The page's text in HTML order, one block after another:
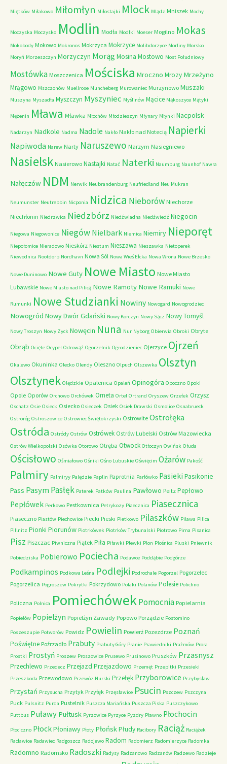
Miętków Miłakowo Miłomłyn Miłostajki Mlock Mlądz Mniszek Mochy
Moczyska Moczysko Modlin Modła Modłki Moeser Mogilno Mokas
Mokobody Mokowo Mokronos Mokrzyca Mokrzyce Molibdorzyce Morliny Morsko
Moryń Morzeszczyn Morzyczyn MorągMosina Mostowo Most Południowy
Mostówka Moszczenica Mościska Mroczno Mrozy Mrzeżyno
Mrągowo Mszczonów Muellrose Muncheberg Murowaniec Murzynowo Muszaki
Muszyna Myszadła Myszczyn Myszyniec Myślinów Mącice Mąkoszyce Mątyki
Mężenin Mława Mławka Młochów Młodzieszyn Młynary Młynki Nacpolsk
Nadarzyn Nadkole Nadma Nadole Nakło Nakło nad Notecią Napierki
Napiwoda Narew Narty Naruszewo Narzym Nasiegniewo
Nasielsk Nasierowo Nastajki Natać Naterki Naumburg Naunhof Nawra
Nałęczów NDM Nerwik Neubrandenburg Neufriedland Neu Mukran
Neumunster Neutrebbin Nicponia Nidzica Nieborów Niechorze
Niechłonin Niedrzwica Niedzbórz Niedźwiadna Niedźwiedź Niegocin
Niegowa Niegowonice Niegów Nielbark Niemica Niemiry Nieporęt
Niepołomice Nieradowo Nieskórz Niestum Nieszawa Nieszawka Nietoperek
Niewodnica Nootdorp Nordhavn Nowa Sól Nowa Wieś Ełcka Nowa Wrona Nowe Brzesko
Nowe Duninowo Nowe Guty Nowe Miasto Nowe Miasto
Lubawskie Nowe Miasto nad Pilicą Nowe Ramoty Nowe Ramuki Nowe
Rumunki Nowe Studzianki Nowiny Nowogard Nowogrodziec
Nowogród Nowy Dwór Gdański Nowy Korczyn Nowy Sącz Nowy Tomyśl
Nowy Troszyn Nowy Zyck Nowęcin Nuna Nur Nyborg Obierwia Obroki Obryte
Obrąb Ocięte Ocypel Odrowąż Ogorzelnik Ogrodzieniec Ojerzyce Ojrzeń
Okalewo Okuninka Olecko Olendy Oleszno Olpuch Olszewka Olsztyn
Olsztynek Olędzkie Opalenica Opaleń Opinogóra Opoczno Opoki
Opole Oporów Orchowo Orchówek Orneta Ortel Ortrand Oryszew Orzełek Orzysz
Oschatz Osie Osieck Osiecko Osieczek Osiek Osiek Drawski Osmolice Osnabrueck
Ostroróg Ostroszowice Ostrowiec Świętokrzyski Ostrowite Ostrołęka
Ostróda Ostródy Ostrów Ostrówek Ostrów Lubelski Ostrów Mazowiecka
Ostrów Wielkopolski Osówka Otorowo Otręba Otwock Otłoczyn Owińsk Ołuda
Ościsłowo Ośmiałowo Ośniki Ośno Lubuskie Oświęcim Ożarów Pakość
Palmiry Palmiryy Palędzie Paplin Paprotnia Parłówko Pasieki Pasikonie
Pass PasymPasłęk Paterek Patków Paulina Pawłowo Peitz Pepłowo
Pepłówek Perkowo Pestkownica Petrykozy Piaecznica Piasecznica
Piaseczno Piastów Piechowice Piecki Pieski Pietkowo Pilaszków Pilawa Pilica
Pillnitz Pionki Piorunów Piotrkówek Piotrków Trybunalski Piotrowo Pirna Pisanica
Pisz Piszczac Piwniczna Piątek Piła Piławki Plewki Plon Plośnica Pluski Pniewnik
Pobiedziska Pobierowo Pociecha Podawce Poddąbie Podgórze
Podkampinos Podkowa Leśna Podlejki Podrochale Pogorzel Pogorzelec
Pogorzelica Pogroszew Pokrytki Pokrzydowo Polaki Polanów Polesie Polichno
Policzna Polnica PomiechówekPomocnia Popielarnia
Popielów Popielżyn Popielżyn Zawady Popowo Porządzie Postomino
Poszeszupie Potworów Powidz Powielin Powierż Pozezdrze Poznań
Poświętne Poźrzadło Prabuty Prabuty Góry Pranie Prawiedniki Prażmów Prora
Prostki Prostyń Proszew Proszowice Prusewo Prusinowo Pruszków Przasnysz
Przechlewo Przedecz Przejazd Przejazdowo Przemęt Przepitki Przesieki
Przeszkoda Przewodowo Przewóz Nurski Przełęk Przyborowice Przybysław
Przystań Przysucha Przytyk Przyłęk Przęsławice Psucin Pszczew Pszczyna
Puck Pulsnitz Purda Pustelnik Puszcza Mariańska Puszcza Piska Puszczykowo
Puttbus Puławy Pułtusk Pyrzowice Pyrzyce Pyzdry Pławno Płochocin
Płociczno PłockPłoniawy Płoty PłońskPłudy Racibory Raciąż Raciążek
Racławice Radawiec Radgoszcz Radojewo Radom Radomierz Radomierzyce Radomka
Radomno Radomsko Radoszki Radysy Radzanowo Radzanów Radzewo Radzieje